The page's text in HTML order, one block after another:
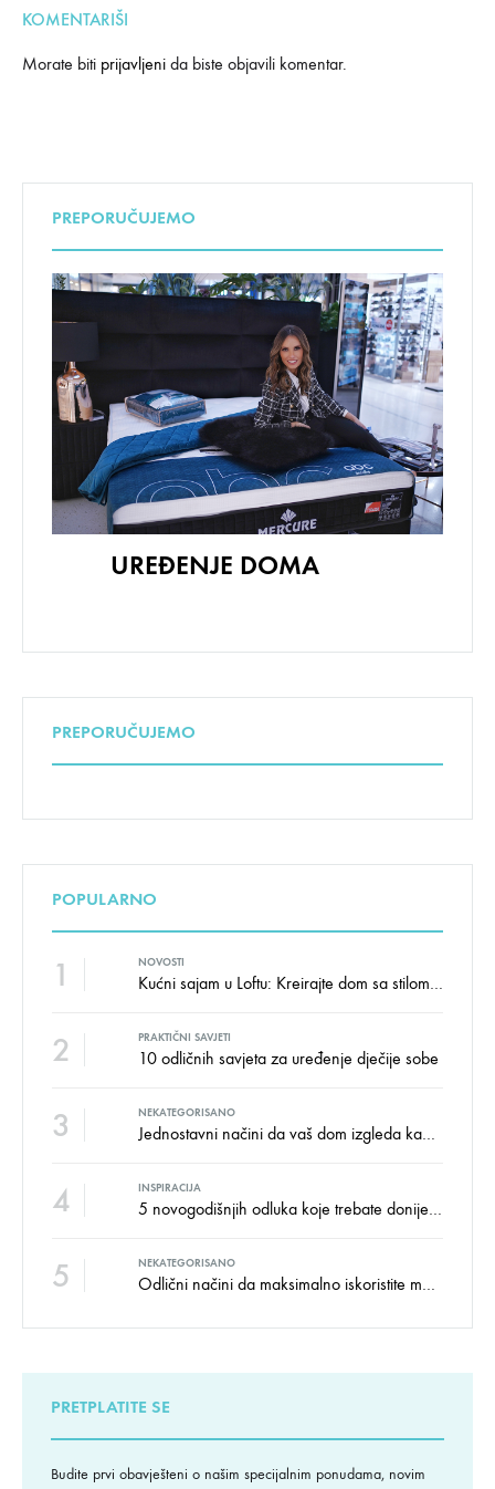
KOMENTARIŠI
Morate biti prijavljeni da biste objavili komentar.
PREPORUČUJEMO
UREĐENJE DOMA
PREPORUČUJEMO
POPULARNO
1 NOVOSTI
Kućni sajam u Loftu: Kreirajte dom sa stilom i udobnošću uz velike uštede!
2 PRAKTIČNI SAVJETI
10 odličnih savjeta za uređenje dječije sobe
3 NEKATEGORISANO
Jednostavni načini da vaš dom izgleda kao salon namještaja
4 INSPIRACIJA
5 novogodišnjih odluka koje trebate donijeti u vezi izgleda doma
5 NEKATEGORISANO
Odlični načini da maksimalno iskoristite male prostore
PRETPLATITE SE
Budite prvi obavješteni o našim specijalnim ponudama, novim